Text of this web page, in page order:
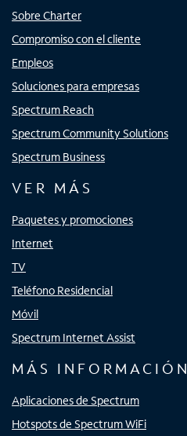
Sobre Charter
Compromiso con el cliente
Empleos
Soluciones para empresas
Spectrum Reach
Spectrum Community Solutions
Spectrum Business
VER MÁS
Paquetes y promociones
Internet
TV
Teléfono Residencial
Móvil
Spectrum Internet Assist
MÁS INFORMACIÓN
Aplicaciones de Spectrum
Hotspots de Spectrum WiFi